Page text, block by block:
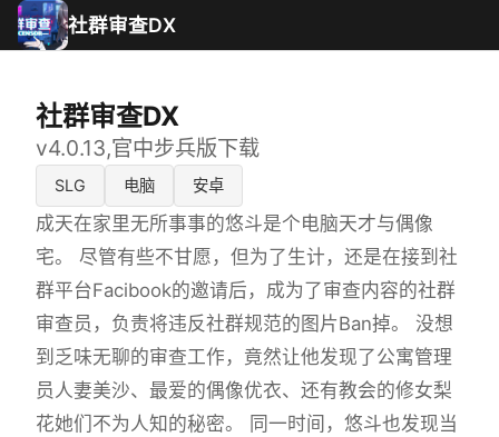
社群审查DX
社群审查DX
v4.0.13,官中步兵版下载
SLG 电脑 安卓
成天在家里无所事事的悠斗是个电脑天才与偶像
宅。 尽管有些不甘愿，但为了生计，还是在接到社
群平台Facibook的邀请后，成为了审查内容的社群
审查员，负责将违反社群规范的图片Ban掉。 没想
到乏味无聊的审查工作，竟然让他发现了公寓管理
员人妻美沙、最爱的偶像优衣、还有教会的修女梨
花她们不为人知的秘密。 同一时间，悠斗也发现当